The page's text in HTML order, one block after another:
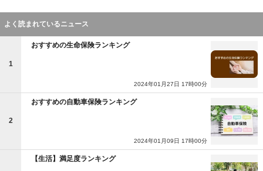
よく読まれているニュース
1
おすすめの生命保険ランキング
2024年01月27日 17時00分
2
おすすめの自動車保険ランキング
2024年01月09日 17時00分
【生活】満足度ランキング